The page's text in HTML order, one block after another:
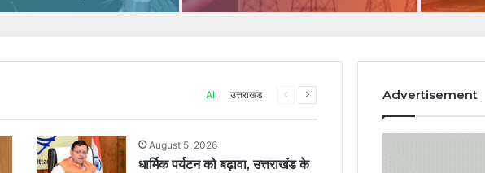
All उत्तराखंड
Previous
Next
August 5, 2026
धार्मिक पर्यटन को बढ़ावा, उत्तराखंड के
Advertisement